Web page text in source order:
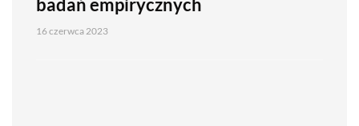
16 czerwca 2023